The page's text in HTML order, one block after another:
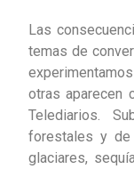
Las
temas de
otras aparecen
Telediarios.
forestales y de
glaciares,